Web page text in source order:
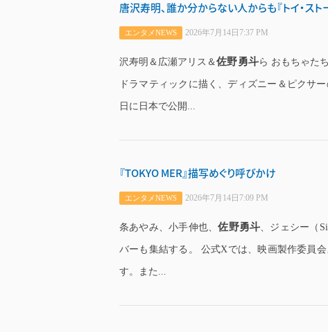
唐沢寿明、誰か分からない人からも『トイ・スト
エンタメNEWS 2026年7月14日7:37 PM
沢寿明＆広瀬アリス＆佐野勇斗ら おもちゃた
ドラマティックに描く、ディズニー＆ピクサ
日に日本で公開...
『TOKYO MER』描写めぐり呼びかけ
エンタメNEWS 2026年7月14日7:09 PM
条あやみ、小手伸也、佐野勇斗、ジェシー（
バーも集結する。 公式Xでは、映画製作委員
す。また...